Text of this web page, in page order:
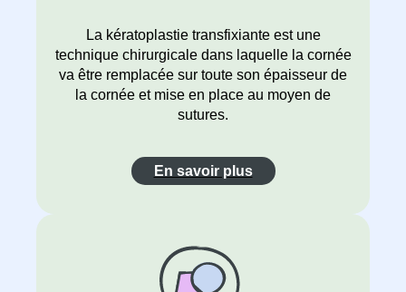
La kératoplastie transfixiante est une
technique chirurgicale dans laquelle la cornée
va être remplacée sur toute son épaisseur de
la cornée et mise en place au moyen de
sutures.
En savoir plus